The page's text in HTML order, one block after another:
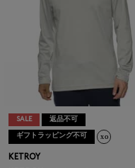
SALE 返品不可
ギフトラッピング不可
KETROY